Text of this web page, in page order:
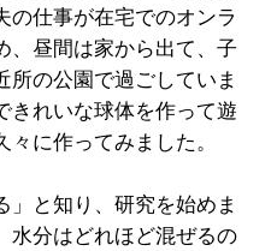
の仕事が在宅でのオンラ
、昼間は家から出て、子
所の公園で過ごしていま
きれいな球体を作って遊
に作ってみました。
」と知り、研究を始めま
水分はどれほど混ぜるの